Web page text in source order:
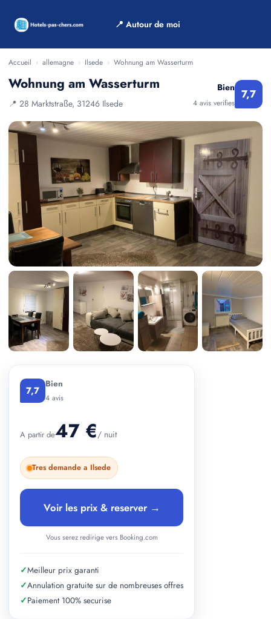
📍 Autour de moi
Accueil › allemagne › Ilsede › Wohnung am Wasserturm
Wohnung am Wasserturm
📍 28 Marktstraße, 31246 Ilsede
Bien
4 avis verifies
7,7
7,7 Bien
4 avis
A partir de47 €/ nuit
Tres demande a Ilsede
Voir les prix & reserver →
Vous serez redirige vers Booking.com
✓Meilleur prix garanti
✓Annulation gratuite sur de nombreuses offres
✓Paiement 100% securise